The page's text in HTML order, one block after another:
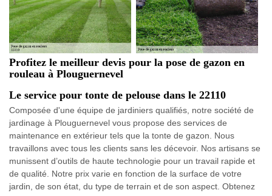
Profitez le meilleur devis pour la pose de gazon en
rouleau à Plouguernevel
Le service pour tonte de pelouse dans le 22110
Composée d'une équipe de jardiniers qualifiés, notre société de
jardinage à Plouguernevel vous propose des services de
maintenance en extérieur tels que la tonte de gazon. Nous
travaillons avec tous les clients sans les décevoir. Nos artisans se
munissent d’outils de haute technologie pour un travail rapide et
de qualité. Notre prix varie en fonction de la surface de votre
jardin, de son état, du type de terrain et de son aspect. Obtenez